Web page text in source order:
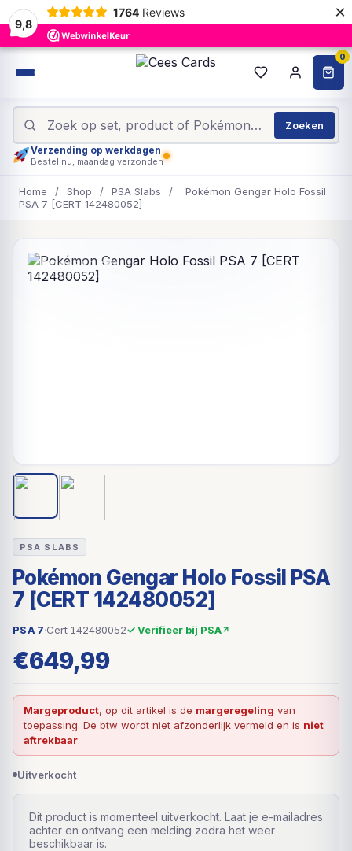
9,8
1764 Reviews ×
0
Zoeken
Verzending op werkdagen
Bestel nu, maandag verzonden
Home / Shop / PSA Slabs /
Pokémon Gengar Holo Fossil
PSA 7 [CERT 142480052]
UITVERKOCHT
PSA SLABS
Pokémon Gengar Holo Fossil PSA
7 [CERT 142480052]
PSA 7·Cert 142480052✓ Verifieer bij PSA
€649,99
Margeproduct, op dit artikel is de margeregeling van
toepassing. De btw wordt niet afzonderlijk vermeld en is niet
aftrekbaar.
Uitverkocht
Dit product is momenteel uitverkocht. Laat je e-mailadres
achter en ontvang een melding zodra het weer
beschikbaar is.